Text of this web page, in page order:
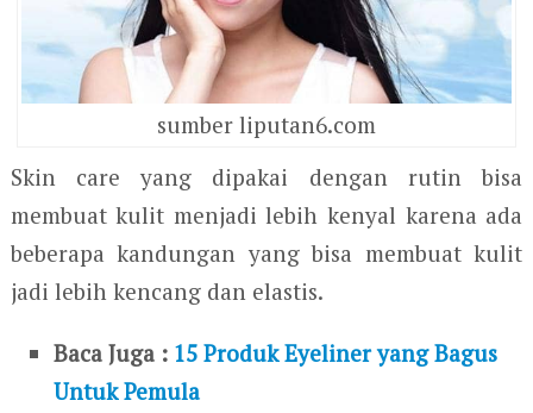
sumber liputan6.com
Skin care yang dipakai dengan rutin bisa
membuat kulit menjadi lebih kenyal karena ada
beberapa kandungan yang bisa membuat kulit
jadi lebih kencang dan elastis.
Baca Juga : 15 Produk Eyeliner yang Bagus
Untuk Pemula